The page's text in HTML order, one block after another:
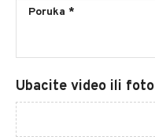
Ubacite video ili foto